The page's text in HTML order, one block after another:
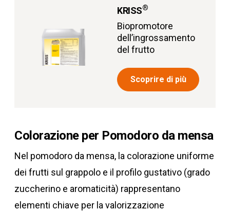
KRISS®
Biopromotore
dell’ingrossamento
del frutto
Scoprire di più
Colorazione per Pomodoro da mensa
Nel pomodoro da mensa, la colorazione uniforme
dei frutti sul grappolo e il profilo gustativo (grado
zuccherino e aromaticità) rappresentano
elementi chiave per la valorizzazione